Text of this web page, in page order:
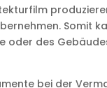
Somit
oder des
bei der